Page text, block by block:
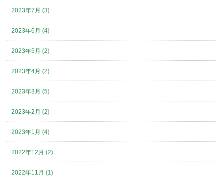
2023年7月 (3)
2023年6月 (4)
2023年5月 (2)
2023年4月 (2)
2023年3月 (5)
2023年2月 (2)
2023年1月 (4)
2022年12月 (2)
2022年11月 (1)